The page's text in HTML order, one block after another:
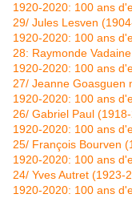
1920-2020: 100 ans
29/ Jules Lesven
1920-2020: 100 ans
28: Raymonde
1920-2020: 100 ans
27/ Jeanne Goasguen
1920-2020: 100 ans
26/ Gabriel Paul
1920-2020: 100 ans
25/ François Bourven
1920-2020: 100 ans
24/ Yves Autret (1923-
1920-2020: 100 ans